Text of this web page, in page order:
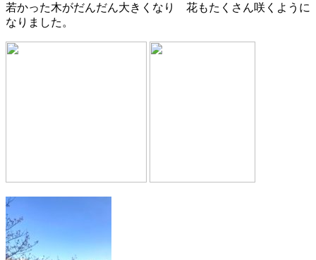
若かった木がだんだん大きくなり 花もたくさん咲くように
なりました。